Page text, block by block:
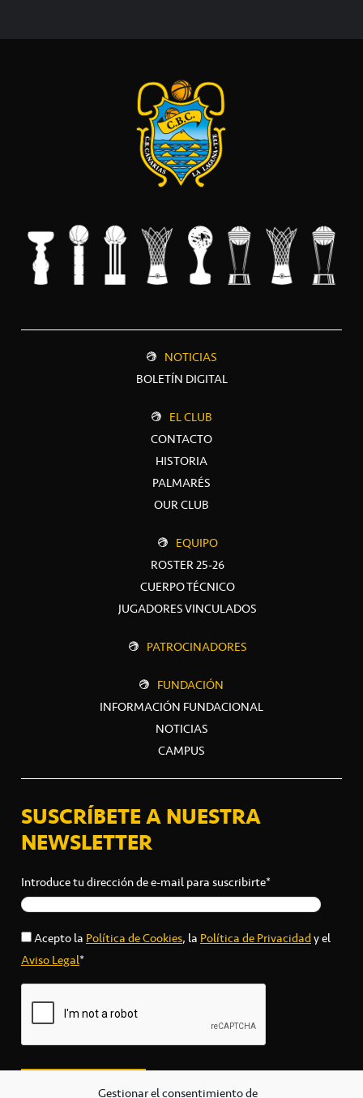
Gestionar el consentimiento de
NOTICIAS
BOLETÍN DIGITAL
EL CLUB
CONTACTO
HISTORIA
PALMARÉS
OUR CLUB
EQUIPO
ROSTER 25-26
CUERPO TÉCNICO
JUGADORES VINCULADOS
PATROCINADORES
FUNDACIÓN
INFORMACIÓN FUNDACIONAL
NOTICIAS
CAMPUS
SUSCRÍBETE A NUESTRA
NEWSLETTER
Introduce tu dirección de e-mail para suscribirte*
Acepto laPolítica de Cookies, laPolítica de Privacidady el
Aviso Legal*